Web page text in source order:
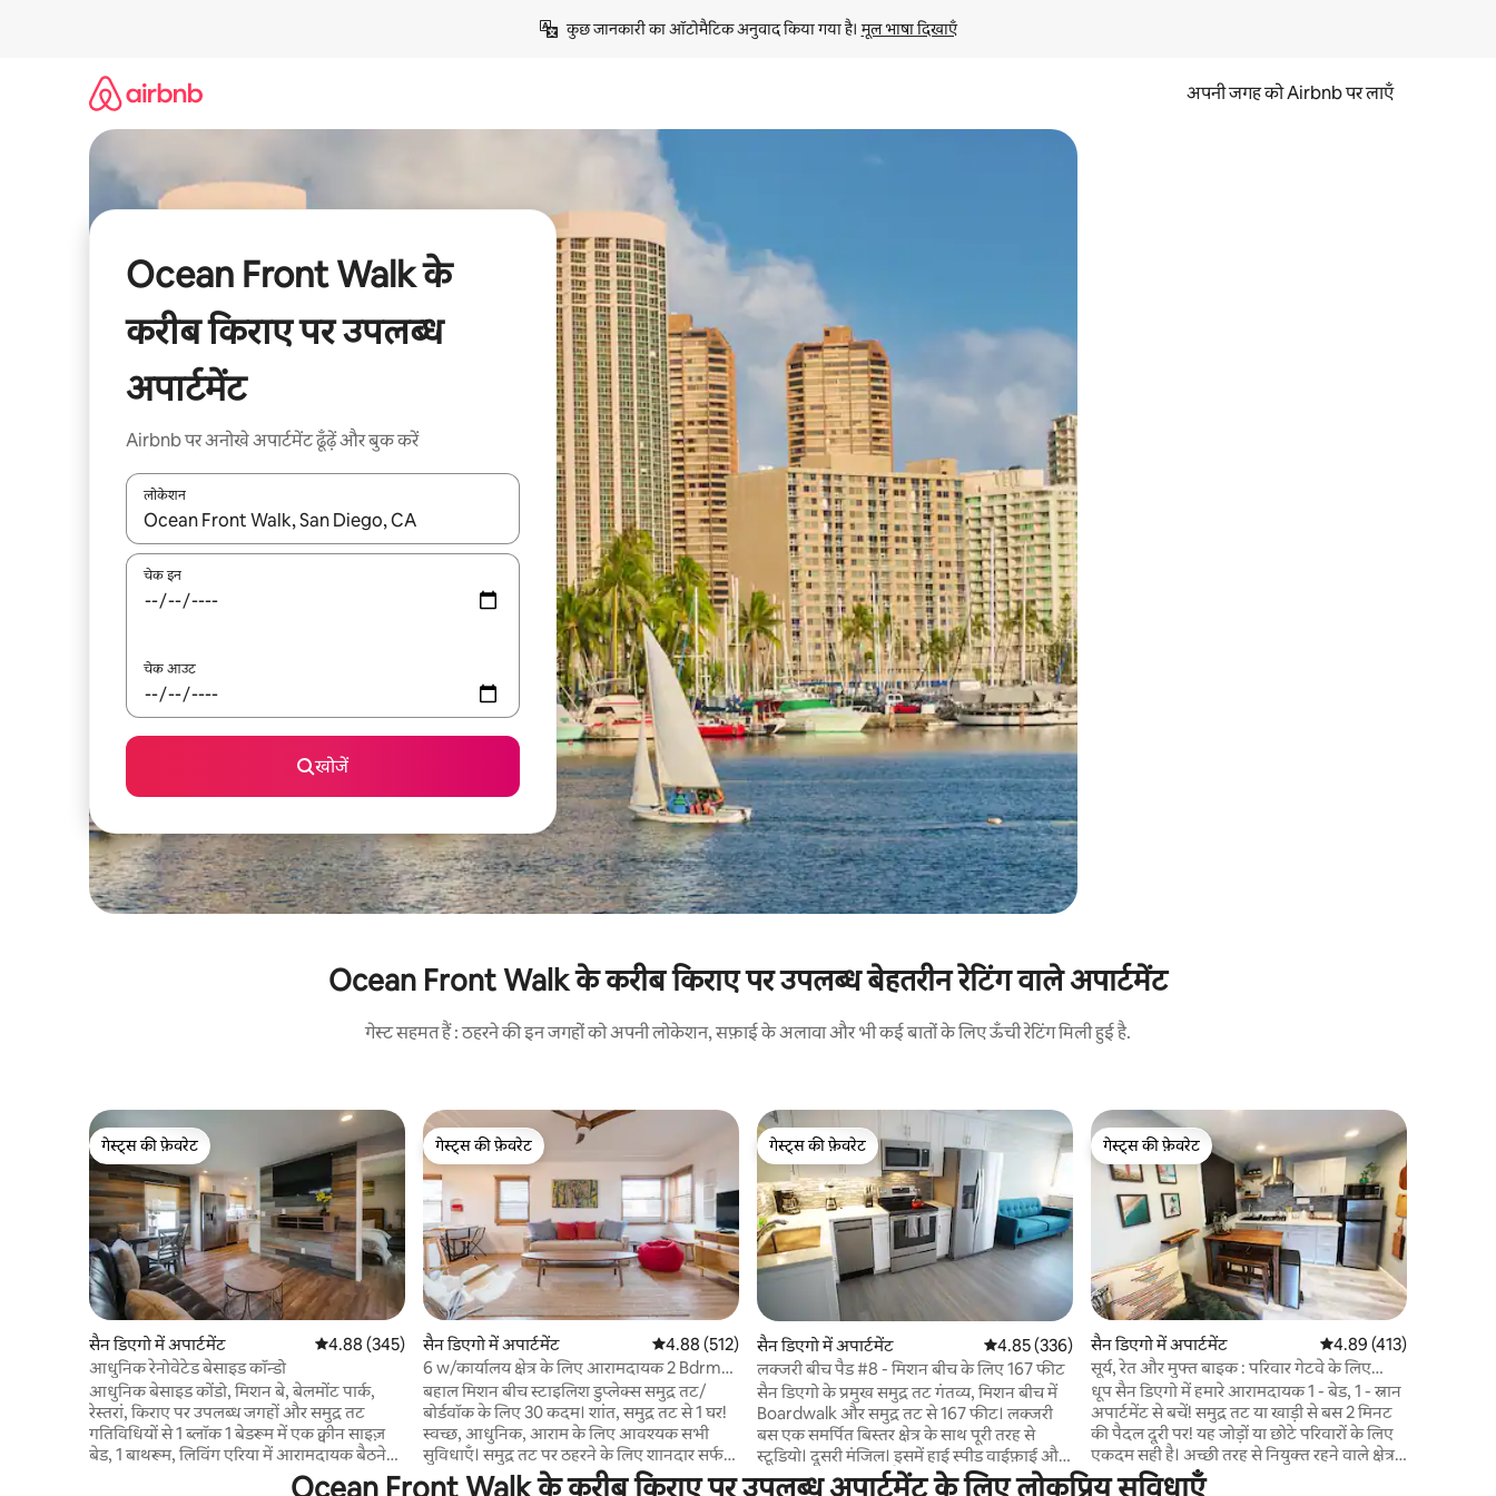
कुछ जानकारी का ऑटोमैटिक अनुवाद किया गया है। मूल भाषा दिखाएँ
अपनी जगह को Airbnb पर लाएँ
Ocean Front Walk के
करीब किराए पर उपलब्ध
अपार्टमेंट
Airbnb पर अनोखे अपार्टमेंट ढूँढ़ें और बुक करें
लोकेशन
नतीजों के उपलब्ध होने पर, अप और डाउन 'ऐरो की' का इस्तेमाल करके नेविगेट करें या टच या फिर स्वाइप जेस्चर का इस्तेमाल करके एक्सप्लोर करें।
चेक इन
चेक आउट
खोजें
Ocean Front Walk के करीब किराए पर उपलब्ध बेहतरीन रेटिंग वाले अपार्टमेंट
गेस्ट सहमत हैं : ठहरने की इन जगहों को अपनी लोकेशन, सफ़ाई के अलावा और भी कई बातों के लिए ऊँची रेटिंग मिली हुई है.
गेस्ट्स की फ़ेवरेट
गेस्ट्स की फ़ेवरेट
सैन डिएगो में अपार्टमेंट औसत रेटिंग 5 में से 4.88, 345 समीक्षाएँ
4.88 (345)
आधुनिक रेनोवेटेड बेसाइड कॉन्डो
आधुनिक बेसाइड कोंडो, मिशन बे, बेलमोंट पार्क,
रेस्तरां, किराए पर उपलब्ध जगहों और समुद्र तट
गतिविधियों से 1 ब्लॉक 1 बेडरूम में एक क्वीन साइज़
बेड, 1 बाथरूम, लिविंग एरिया में आरामदायक बैठने
की जगह, स्टेनलेस स्टील के उपकरणों के साथ पूरी
गेस्ट्स की फ़ेवरेट
गेस्ट्स की फ़ेवरेट
सैन डिएगो में अपार्टमेंट औसत रेटिंग 5 में से 4.88, 512 समीक्षाएँ
4.88 (512)
6 w/कार्यालय क्षेत्र के लिए आरामदायक 2 Bdrm
रेत के लिए नए कदम
बहाल मिशन बीच स्टाइलिश डुप्लेक्स समुद्र तट/
बोर्डवॉक के लिए 30 कदम। शांत, समुद्र तट से 1 घर!
स्वच्छ, आधुनिक, आराम के लिए आवश्यक सभी
सुविधाएँ। समुद्र तट पर ठहरने के लिए शानदार सर्फ
सजावट। एमबी में सभी दुकानों और रेस्तरां तक
गेस्ट्स की फ़ेवरेट
गेस्ट्स की फ़ेवरेट
सैन डिएगो में अपार्टमेंट औसत रेटिंग 5 में से 4.85, 336 समीक्षाएँ
4.85 (336)
लक्जरी बीच पैड #8 - मिशन बीच के लिए 167 फीट
सैन डिएगो के प्रमुख समुद्र तट गंतव्य, मिशन बीच में
Boardwalk और समुद्र तट से 167 फीट। लक्जरी
बस एक समर्पित बिस्तर क्षेत्र के साथ पूरी तरह से
स्टूडियो। दूसरी मंजिल। इसमें हाई स्पीड वाईफ़ाई और
स्ट्रीमिंग केबल शामिल है। संपत्ति में 2 क्वीन बेड और 1
गेस्ट्स की फ़ेवरेट
गेस्ट्स की फ़ेवरेट
सैन डिएगो में अपार्टमेंट औसत रेटिंग 5 में से 4.89,
4.89 (413)
सूर्य, रेत और मुफ्त बाइक : परिवार गेटवे के लिए
आदर्श
धूप सैन डिएगो में हमारे आरामदायक 1 - बेड, 1 - स्नान
अपार्टमेंट से बचें! समुद्र तट या खाड़ी से बस 2 मिनट
की पैदल दूरी पर! यह जोड़ों या छोटे परिवारों के लिए
एकदम सही है। अच्छी तरह से नियुक्त रहने वाले क्षेत्र
में आराम करें और रानी के आकार के बिस्तर में अच्छी
Ocean Front Walk के करीब किराए पर उपलब्ध अपार्टमेंट के लिए लोकप्रिय सुविधाएँ